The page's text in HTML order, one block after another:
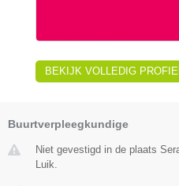
BEKIJK VOLLEDIG PROFIEL
Buurtverpleegkundige
Niet gevestigd in de plaats
Luik.